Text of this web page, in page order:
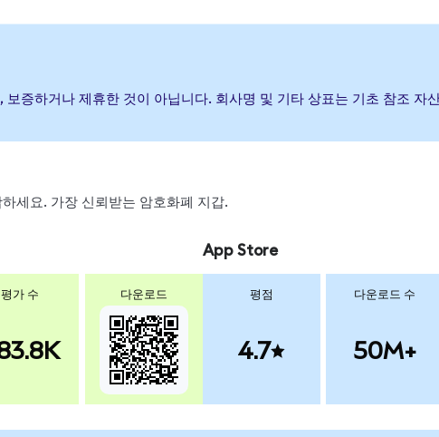
증하거나 제휴한 것이 아닙니다. 회사명 및 기타 상표는 기초 참조 자
세요. 가장 신뢰받는 암호화폐 지갑.
평가 수 다운로드
App Store
평점
4.7
다운로드 수
50M+